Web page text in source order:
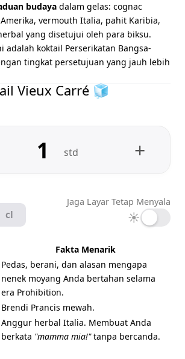
budaya dalam gelas: cognac
vermouth Italia, pahit Karibia,
yang disetujui oleh para biksu.
adalah koktail Perserikatan Bangsa-
tingkat persetujuan yang jauh lebih
Vieux Carré 🧊
std +
cl
Jaga Layar Tetap Menyala
☀
Fakta Menarik
Pedas, berani, dan alasan mengapa
nenek moyang Anda bertahan selama
era Prohibition.
Brendi Prancis mewah.
Anggur herbal Italia. Membuat Anda
berkata "mamma mia!"tanpa bercanda.